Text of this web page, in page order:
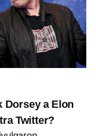
Dorsey a Elon
Twitter?